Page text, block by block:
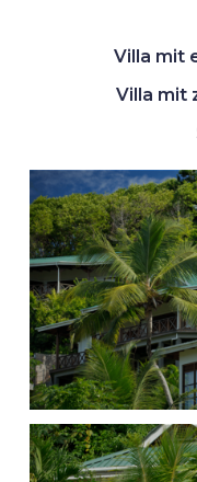
Villa mit
Villa mit